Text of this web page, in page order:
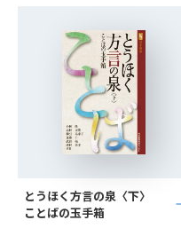
とうほく方言の泉〈下〉
ことばの玉手箱